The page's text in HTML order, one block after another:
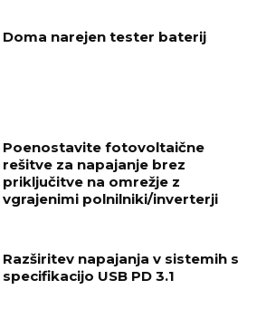
Doma narejen tester baterij
Poenostavite fotovoltaične
rešitve za napajanje brez
priključitve na omrežje z
vgrajenimi polnilniki/inverterji
Razširitev napajanja v sistemih s
specifikacijo USB PD 3.1